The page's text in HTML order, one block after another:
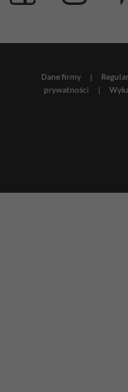
Dane firmy
prywatności